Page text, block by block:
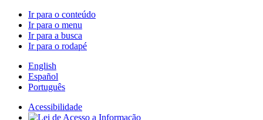
Ir para o conteúdo
Ir para o menu
Ir para a busca
Ir para o rodapé
English
Español
Português
Acessibilidade